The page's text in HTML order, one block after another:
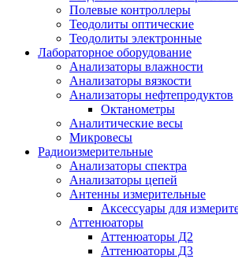
Полевые контроллеры
Теодолиты оптические
Теодолиты электронные
Лабораторное оборудование
Анализаторы влажности
Анализаторы вязкости
Анализаторы нефтепродуктов
Октанометры
Аналитические весы
Микровесы
Радиоизмерительные
Анализаторы спектра
Анализаторы цепей
Антенны измерительные
Аксессуары для
Аттенюаторы
Аттенюаторы Д2
Аттенюаторы Д3